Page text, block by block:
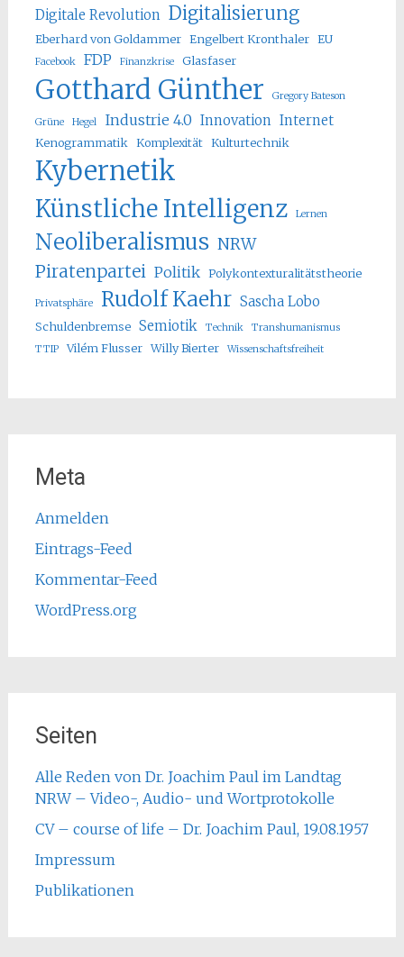
Digitale Revolution Digitalisierung
Eberhard von Goldammer Engelbert Kronthaler EU
Facebook FDP Finanzkrise Glasfaser
Gotthard Günther Gregory Bateson
Grüne Hegel Industrie 4.0 Innovation Internet
Kenogrammatik Komplexität Kulturtechnik
Kybernetik
Künstliche Intelligenz Lernen
Neoliberalismus NRW
Piratenpartei Politik Polykontexturalitätstheorie
Privatsphäre Rudolf Kaehr Sascha Lobo
Schuldenbremse Semiotik Technik
Transhumanismus
TTIP
Vilém Flusser Willy Bierter Wissenschaftsfreiheit
Meta
Anmelden
Eintrags-Feed
Kommentar-Feed
WordPress.org
Seiten
Alle Reden von Dr. Joachim Paul im Landtag
NRW – Video-, Audio- und Wortprotokolle
CV – course of life – Dr. Joachim Paul, 19.08.1957
Impressum
Publikationen